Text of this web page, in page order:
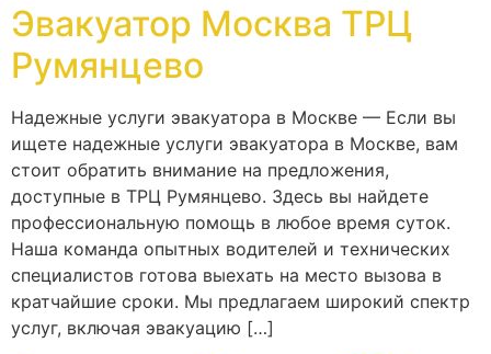
Эвакуатор Москва ТРЦ
Румянцево
Надежные услуги эвакуатора в Москве — Если вы
ищете надежные услуги эвакуатора в Москве, вам
стоит обратить внимание на предложения,
доступные в ТРЦ Румянцево. Здесь вы найдете
профессиональную помощь в любое время суток.
Наша команда опытных водителей и технических
специалистов готова выехать на место вызова в
кратчайшие сроки. Мы предлагаем широкий спектр
услуг, включая эвакуацию […]